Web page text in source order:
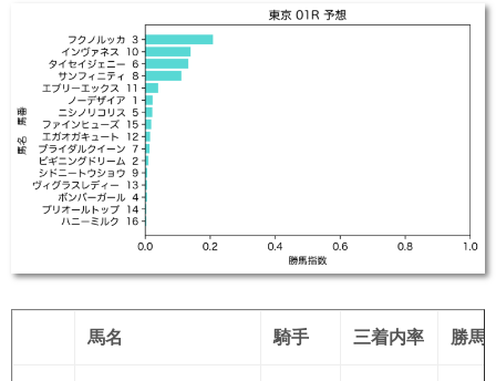
馬名 騎手 三着内率 勝馬